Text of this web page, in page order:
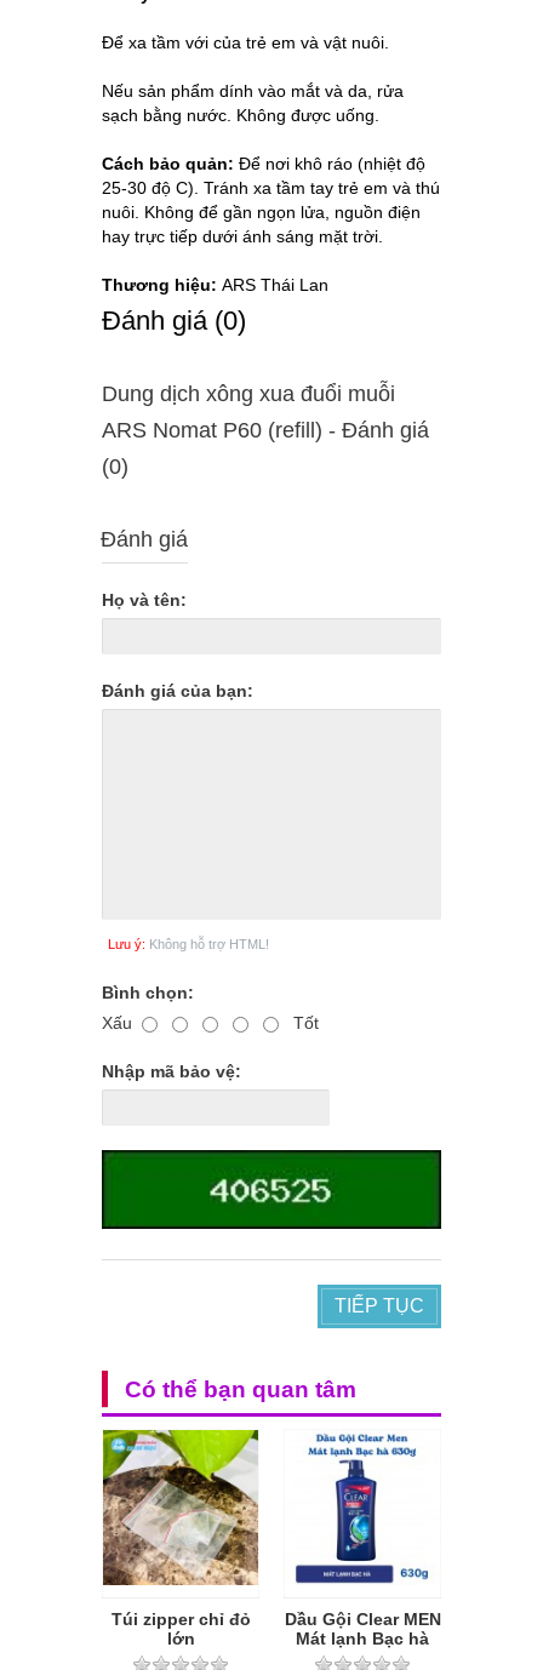
Để xa tầm với của trẻ em và vật nuôi.
Nếu sản phẩm dính vào mắt và da, rửa
sạch bằng nước. Không được uống.
Cách bảo quản: Để nơi khô ráo (nhiệt độ
25-30 độ C). Tránh xa tầm tay trẻ em và thú
nuôi. Không để gần ngọn lửa, nguồn điện
hay trực tiếp dưới ánh sáng mặt trời.
Thương hiệu: ARS Thái Lan
Ðánh giá (0)
Dung dịch xông xua đuổi muỗi
ARS Nomat P60 (refill) - Ðánh giá
(0)
Đánh giá
Họ và tên:
Đánh giá của bạn:
Lưu ý: Không hỗ trợ HTML!
Bình chọn:
Xấu
Tốt
Nhập mã bảo vệ:
TIẾP TỤC
Có thể bạn quan tâm
Túi zipper chỉ đỏ
lớn
Dầu Gội Clear MEN
Mát lạnh Bạc hà
630g